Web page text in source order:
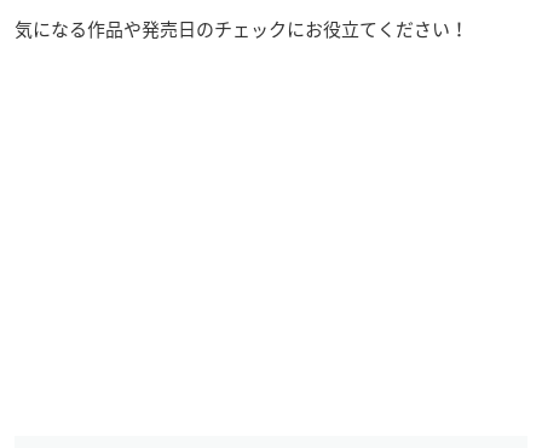
気になる作品や発売日のチェックにお役立てください！